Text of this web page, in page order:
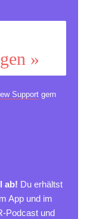
»
Supportgern
ab! Du erhältst
App und im
Podcast und